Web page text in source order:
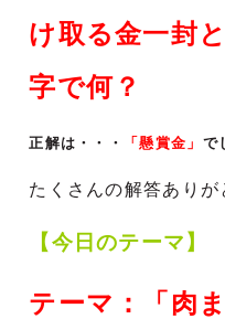
け取る金一封
字で何？
正解は・・・ 「懸賞金」 で
たくさんの解答ありが
【今日のテーマ】
テーマ：「肉ま